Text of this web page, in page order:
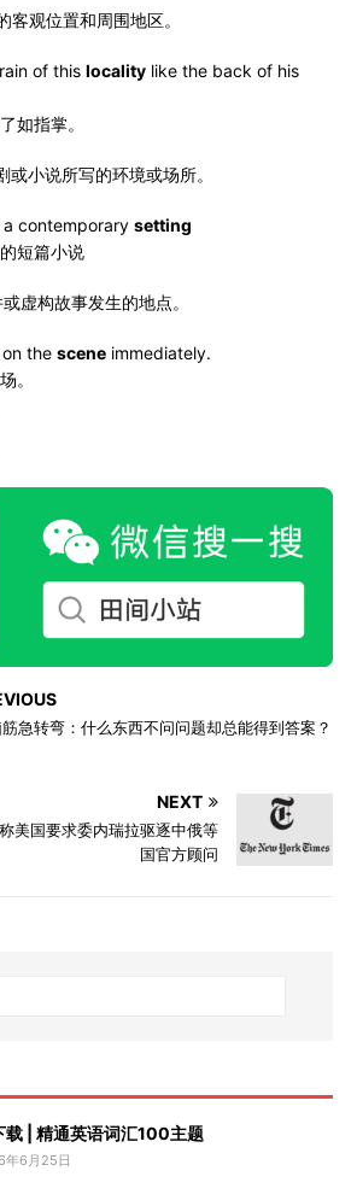
观位置和周围地区。
of this locality like the back of his
如指掌。
小说所写的环境或场所。
contemporary setting
短篇小说
虚构故事发生的地点。
the scene immediately.
。
急转弯：什么东西不问问题却总能得到答案？
NEXT
美国要求委内瑞拉驱逐中俄等
国官方顾问
载 | 精通英语词汇100主题
年6月25日